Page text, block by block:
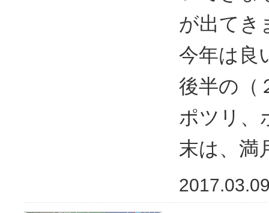
が出てき
今年は良
後半の（
ポツリ、
末は、満